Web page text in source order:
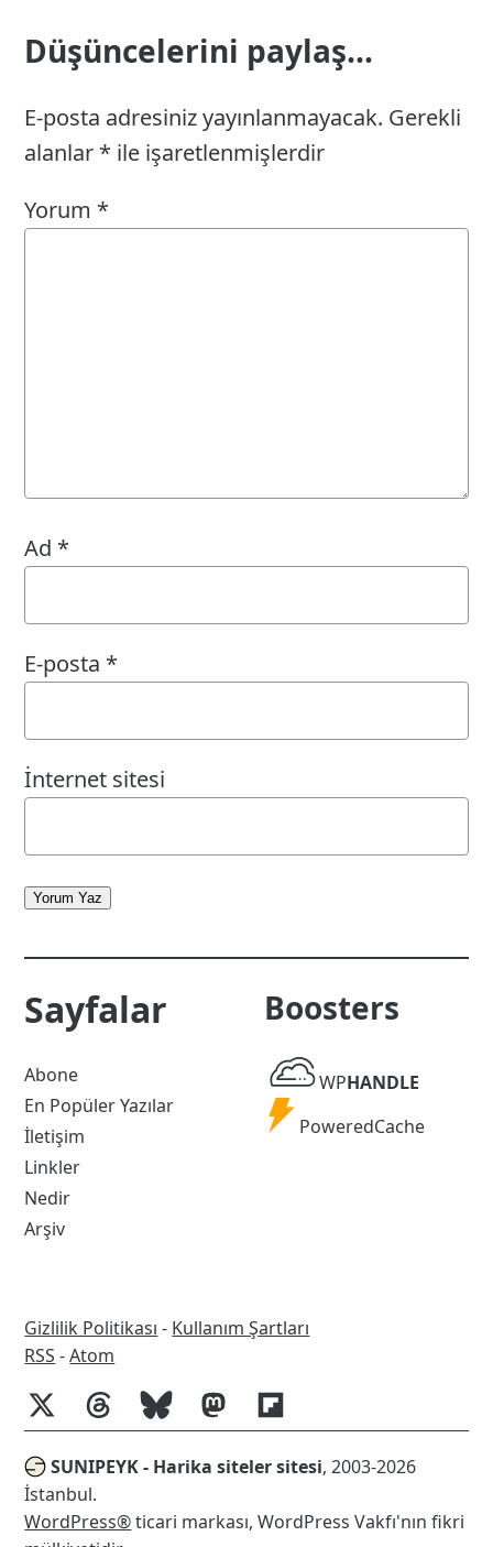
Düşüncelerini paylaş...
E-posta adresiniz yayınlanmayacak. Gerekli
alanlar * ile işaretlenmişlerdir
Yorum *
Ad *
E-posta *
İnternet sitesi
Yorum Yaz
Sayfalar
Abone
En Popüler Yazılar
İletişim
Linkler
Nedir
Arşiv
Boosters
WP
Handle
WPHANDLE
Powered
PoweredCache
Gizlilik Politikası - Kullanım Şartları
RSS
RSS -Atom
SUNIPEYK - Harika siteler sitesi, 2003-2026
İstanbul.
WordPress®ticari markası, WordPress Vakfı'nın fikri